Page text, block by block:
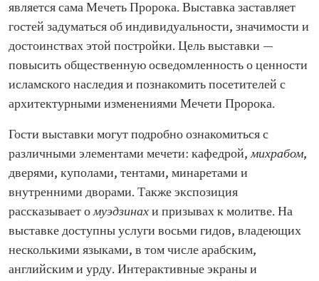
является сама Мечеть Пророка. Выставка заставляет
гостей задуматься об индивидуальности, значимости и
достоинствах этой постройки. Цель выставки —
повысить общественную осведомленность о ценности
исламского наследия и познакомить посетителей с
архитектурными изменениями Мечети Пророка.
Гости выставки могут подробно ознакомиться с
различными элементами мечети: кафедрой,михрабом,
дверями, куполами, тентами, минаретами и
внутренними дворами. Также экспозиция
рассказывает омуэдзинахи призывах к молитве. На
выставке доступны услуги восьми гидов, владеющих
несколькими языками, в том числе арабским,
английским и урду. Интерактивные экраны и